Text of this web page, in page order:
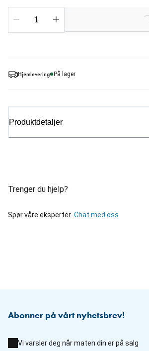
Hjemlevering På lager
Produktdetaljer
Trenger du hjelp?
Spør våre eksperter. Chat med oss
Loading...
Abonner på vårt nyhetsbrev!
Vi varsler deg når maten din er på salg